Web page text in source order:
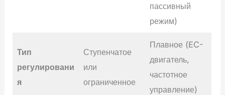
пассивный
режим)
Тип
регулировани
я
Ступенчатое
или
ограниченное
Плавное (EC-
двигатель,
частотное
управление)